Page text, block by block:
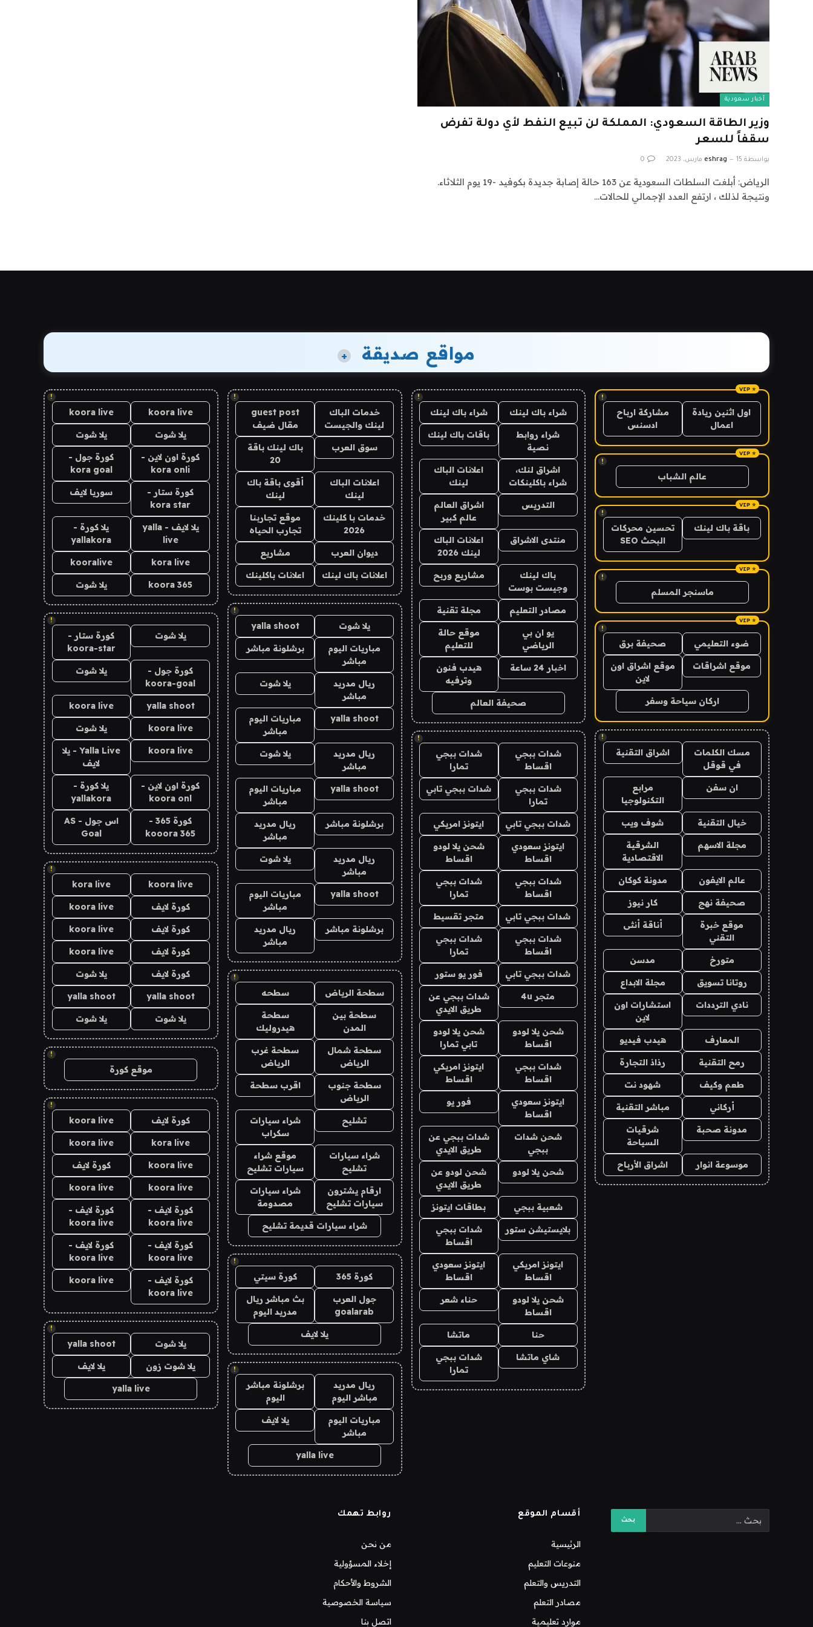
أخبار سعودية
وزير الطاقة السعودي: المملكة لن تبيع النفط لأي دولة تفرض
سقفاً للسعر
بواسطة eshrag 15 مارس، 2023 0
الرياض: أبلغت السلطات السعودية عن 163 حالة إصابة جديدة بكوفيد -19 يوم الثلاثاء.
ونتيجة لذلك ، ارتفع العدد الإجمالي للحالات…
مواقع صديقة +
!
اول اثنين ريادة
اعمال
مشاركة ارباح
ادسنس
!
عالم الشباب
!
باقة باك لينك
تحسين محركات
البحث SEO
!
ماسنجر المسلم
!
ضوء التعليمي صحيفة برق
موقع اشراقات
موقع اشراق اون
لاين
اركان سياحة وسفر
!
مسك الكلمات
في قوقل
اشراق التقنية
ان سفن
مرابع
التكنولوجيا
خيال التقنية شوف ويب
مجلة الاسهم
الشرقية
الاقتصادية
عالم الايفون مدونة كوكان
صحيفة نهج كار نيوز
موقع خبرة
التقني
أناقة أنثى
متورخ مدسن
روتانا تسويق مجلة الابداع
نادي الترددات
استشارات اون
لاين
المعارف هيدب فيديو
رمح التقنية رذاذ التجارة
طعم وكيف شهود نت
أركاني مباشر التقنية
مدونة صحبة
شرقيات
السياحة
موسوعة انوار اشراق الأرباح
!
شراء باك لينك شراء باك لينك
شراء روابط
نصية
باقات باك لينك
اشراق لنك،
شراء باكلينكات
اعلانات الباك
لينك
التدريس
اشراق العالم
عالم كبير
منتدى الاشراق
اعلانات الباك
لينك 2026
باك لينك
وجيست بوست
مشاريع وربح
مصادر التعليم مجلة تقنية
يو ان بي
الرياضي
موقع حالة
للتعليم
اخبار 24 ساعة
هيدب فنون
وترفيه
صحيفة العالم
!
شدات ببجي
اقساط
شدات ببجي
تمارا
شدات ببجي
تمارا
شدات ببجي تابي
شدات ببجي تابي ايتونز امريكي
ايتونز سعودي
اقساط
شحن يلا لودو
اقساط
شدات ببجي
اقساط
شدات ببجي
تمارا
شدات ببجي تابي متجر تقسيط
شدات ببجي
اقساط
شدات ببجي
تمارا
شدات ببجي تابي فور يو ستور
متجر 4u
شدات ببجي عن
طريق الايدي
شحن يلا لودو
اقساط
شحن يلا لودو
تابي تمارا
شدات ببجي
اقساط
ايتونز امريكي
اقساط
ايتونز سعودي
اقساط
فور يو
شحن شدات
ببجي
شدات ببجي عن
طريق الايدي
شحن يلا لودو
شحن لودو عن
طريق الايدي
شعبية ببجي بطاقات ايتونز
بلايستيشن ستور
شدات ببجي
اقساط
ايتونز امريكي
اقساط
ايتونز سعودي
اقساط
شحن يلا لودو
اقساط
حناء شعر
حنا ماتشا
شاي ماتشا
شدات ببجي
تمارا
!
خدمات الباك
لينك والجيست
guest post
مقال ضيف
سوق العرب
باك لينك باقة
20
اعلانات الباك
لينك
أقوى باقة باك
لينك
خدمات با كلينك
2026
موقع تجاربنا
تجارب الحياه
ديوان العرب مشاريع
اعلانات باك لينك اعلانات باكلينك
!
يلا شوت yalla shoot
مباريات اليوم
مباشر
برشلونة مباشر
ريال مدريد
مباشر
يلا شوت
yalla shoot
مباريات اليوم
مباشر
ريال مدريد
مباشر
يلا شوت
yalla shoot
مباريات اليوم
مباشر
برشلونة مباشر
ريال مدريد
مباشر
ريال مدريد
مباشر
يلا شوت
yalla shoot
مباريات اليوم
مباشر
برشلونة مباشر
ريال مدريد
مباشر
!
سطحة الرياض سطحه
سطحة بين
المدن
سطحة
هيدروليك
سطحة شمال
الرياض
سطحة غرب
الرياض
سطحة جنوب
الرياض
اقرب سطحة
تشليح
شراء سيارات
سكراب
شراء سيارات
تشليح
موقع شراء
سيارات تشليح
ارقام يشترون
سيارات تشليح
شراء سيارات
مصدومة
شراء سيارات قديمة تشليح
!
كورة 365 كورة سيتي
جول العرب
goalarab
بث مباشر ريال
مدريد اليوم
يلا لايف
!
ريال مدريد
مباشر اليوم
برشلونة مباشر
اليوم
مباريات اليوم
مباشر
يلا لايف
yalla live
!
koora live
koora live
يلا شوت يلا شوت
كورة اون لاين -
kora onli
كورة جول -
kora goal
كورة ستار -
kora star
سوريا لايف
يلا لايف - yalla
live
يلا كورة -
yallakora
kora live
kooralive
koora 365 يلا شوت
!
يلا شوت
كورة ستار -
koora-star
كورة جول -
koora-goal
يلا شوت
yalla shoot
koora live
koora live يلا شوت
koora live
Yalla Live - يلا
لايف
كورة اون لاين -
koora onl
يلا كورة -
yallakora
كورة 365 -
kooora 365
اس جول - AS
Goal
!
koora live
kora live
كورة لايف koora live
كورة لايف koora live
كورة لايف koora live
كورة لايف يلا شوت
yalla shoot
yalla shoot
يلا شوت يلا شوت
!
موقع كورة
!
كورة لايف koora live
kora live
koora live
koora live كورة لايف
koora live
koora live
كورة لايف -
koora live
كورة لايف -
koora live
كورة لايف -
koora live
كورة لايف -
koora live
كورة لايف -
koora live
koora live
!
يلا شوت yalla shoot
يلا شوت زون يلا لايف
yalla live
أقسام الموقع
الرئيسية
منوعات التعليم
التدريس والتعلم
مصادر التعلم
موارد تعليمية
روابط تهمك
من نحن
إخلاء المسؤولية
الشروط والأحكام
سياسة الخصوصية
اتصل بنا